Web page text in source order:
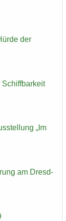
der
Schiff­bar­keit
„Im
am Dresd­